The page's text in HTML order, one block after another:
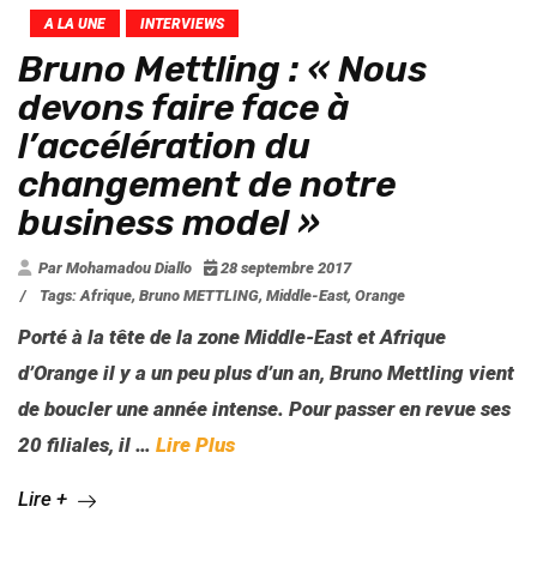
A LA UNE INTERVIEWS
Bruno Mettling : « Nous
devons faire face à
l’accélération du
changement de notre
business model »
Par Mohamadou Diallo
28 septembre 2017
/
Tags: Afrique, Bruno METTLING, Middle-East, Orange
Porté à la tête de la zone Middle-East et Afrique
d’Orange il y a un peu plus d’un an, Bruno Mettling vient
de boucler une année intense. Pour passer en revue ses
20 filiales, il … Lire Plus
Lire +